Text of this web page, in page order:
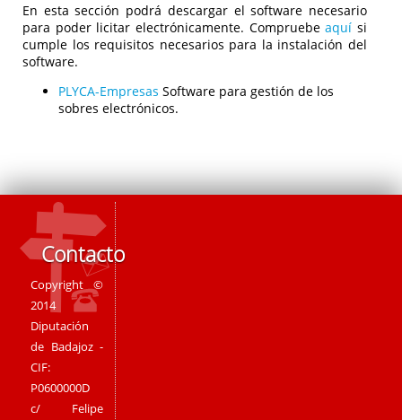
En esta sección podrá descargar el software necesario
para poder licitar electrónicamente. Compruebeaquí si
cumple los requisitos necesarios para la instalación del
software.
PLYCA-Empresas Software para gestión de los
sobres electrónicos.
Contacto
Copyright ©
2014
Diputación
de Badajoz -
CIF:
P0600000D
c/ Felipe